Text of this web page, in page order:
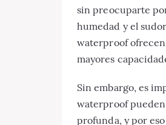
sin preocuparte
humedad y el
waterproof
mayores
Sin embargo, es
waterproof
profunda, y por